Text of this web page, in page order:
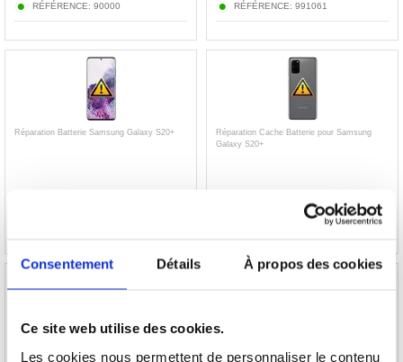
Consentement Détails À propos des cookies
Ce site web utilise des cookies.
Les cookies nous permettent de personnaliser le contenu
RÉFÉRENCE: 90000 RÉFÉRENCE: 991061
Réparation Batterie Samsung Galaxy S20+
Réparation Cache Batterie pour Samsung
Galaxy S20+
RÉFÉRENCE: 991163-VAR
Samsung Galaxy S20+ - Gris
Galaxy S20+